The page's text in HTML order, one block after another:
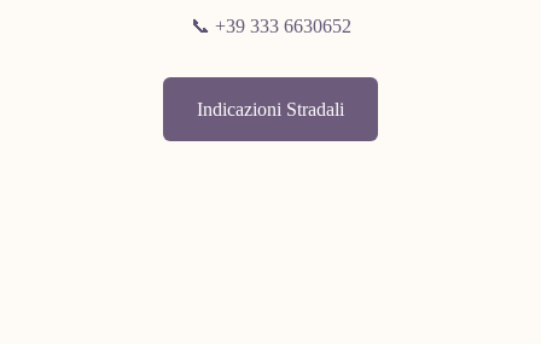
📞 +39 333 6630652
Indicazioni Stradali